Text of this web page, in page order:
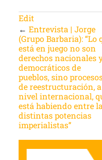
Edit
← Entrevista | Jorge
(Grupo Barbaria): “Lo
está en juego no son
derechos nacionales
democráticos de
pueblos, sino
de reestructuración, a
nivel internacional,
está habiendo entre
distintas potencias
imperialistas”